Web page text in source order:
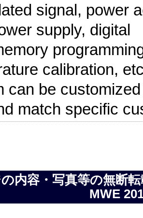
signal, power
supply,
calibration,
can be
match specific
内容・写真等の無断
MWE